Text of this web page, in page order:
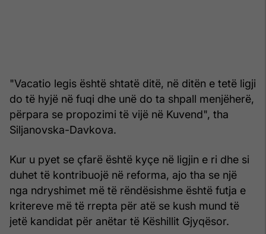
"Vacatio legis është shtatë ditë, në ditën e tetë ligji
do të hyjë në fuqi dhe unë do ta shpall menjëherë,
përpara se propozimi të vijë në Kuvend", tha
Siljanovska-Davkova.
Kur u pyet se çfarë është kyçe në ligjin e ri dhe si
duhet të kontribuojë në reforma, ajo tha se një
nga ndryshimet më të rëndësishme është futja e
kritereve më të rrepta për atë se kush mund të
jetë kandidat për anëtar të Këshillit Gjyqësor.